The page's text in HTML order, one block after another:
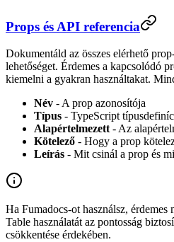
Props és API referencia
Dokumentáld az összes elérhető
lehetőséget. Érdemes a kapcsolódó
kiemelni a gyakran használtakat.
Név - A prop azonosítója
Típus - TypeScript
Alapértelmezett - Az
Kötelező - Hogy a prop
Leírás - Mit csinál a prop és
Ha Fumadocs-ot használsz,
Table használatát az pontosság
csökkentése érdekében.